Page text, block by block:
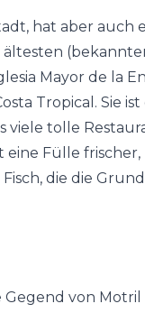
hat aber auch
ältesten
Mayor de la
Tropical. Sie
tolle
eine Fülle
die die
Gegend von